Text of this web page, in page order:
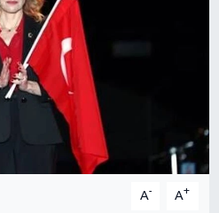
A- A+